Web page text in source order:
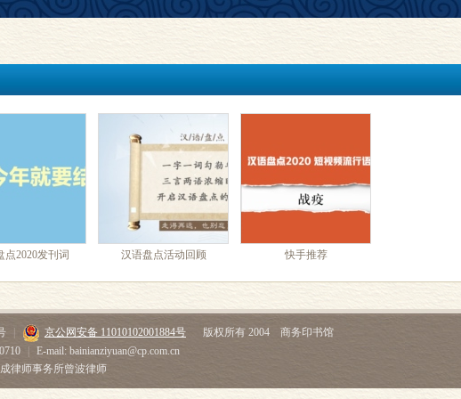
点2020发刊词 汉语盘点活动回顾 快手推荐
京公网安备 11010102001884号
版权所有 2004 商务印书馆
E-mail: bainianziyuan@cp.com.cn
律师事务所曾波律师